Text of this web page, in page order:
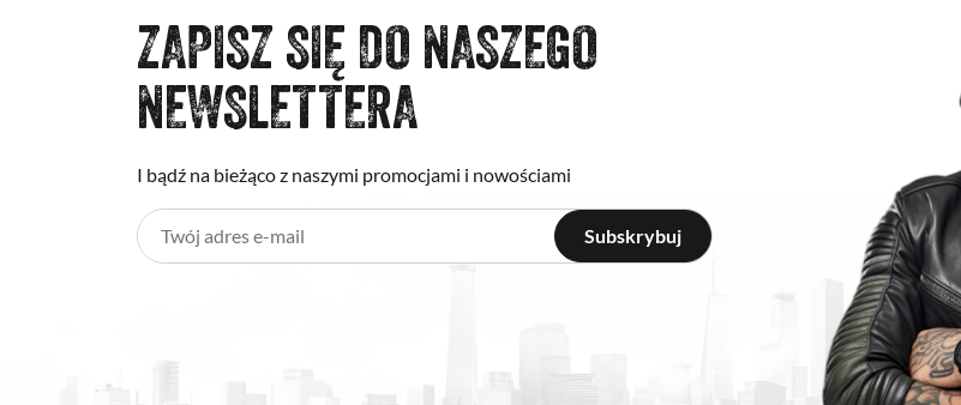
ZAPISZ SIĘ DO NASZEGO
NEWSLETTERA
I bądź na bieżąco z naszymi promocjami i nowościami